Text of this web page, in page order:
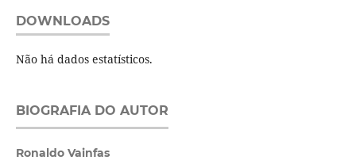
DOWNLOADS
Não há dados estatísticos.
BIOGRAFIA DO AUTOR
Ronaldo Vainfas